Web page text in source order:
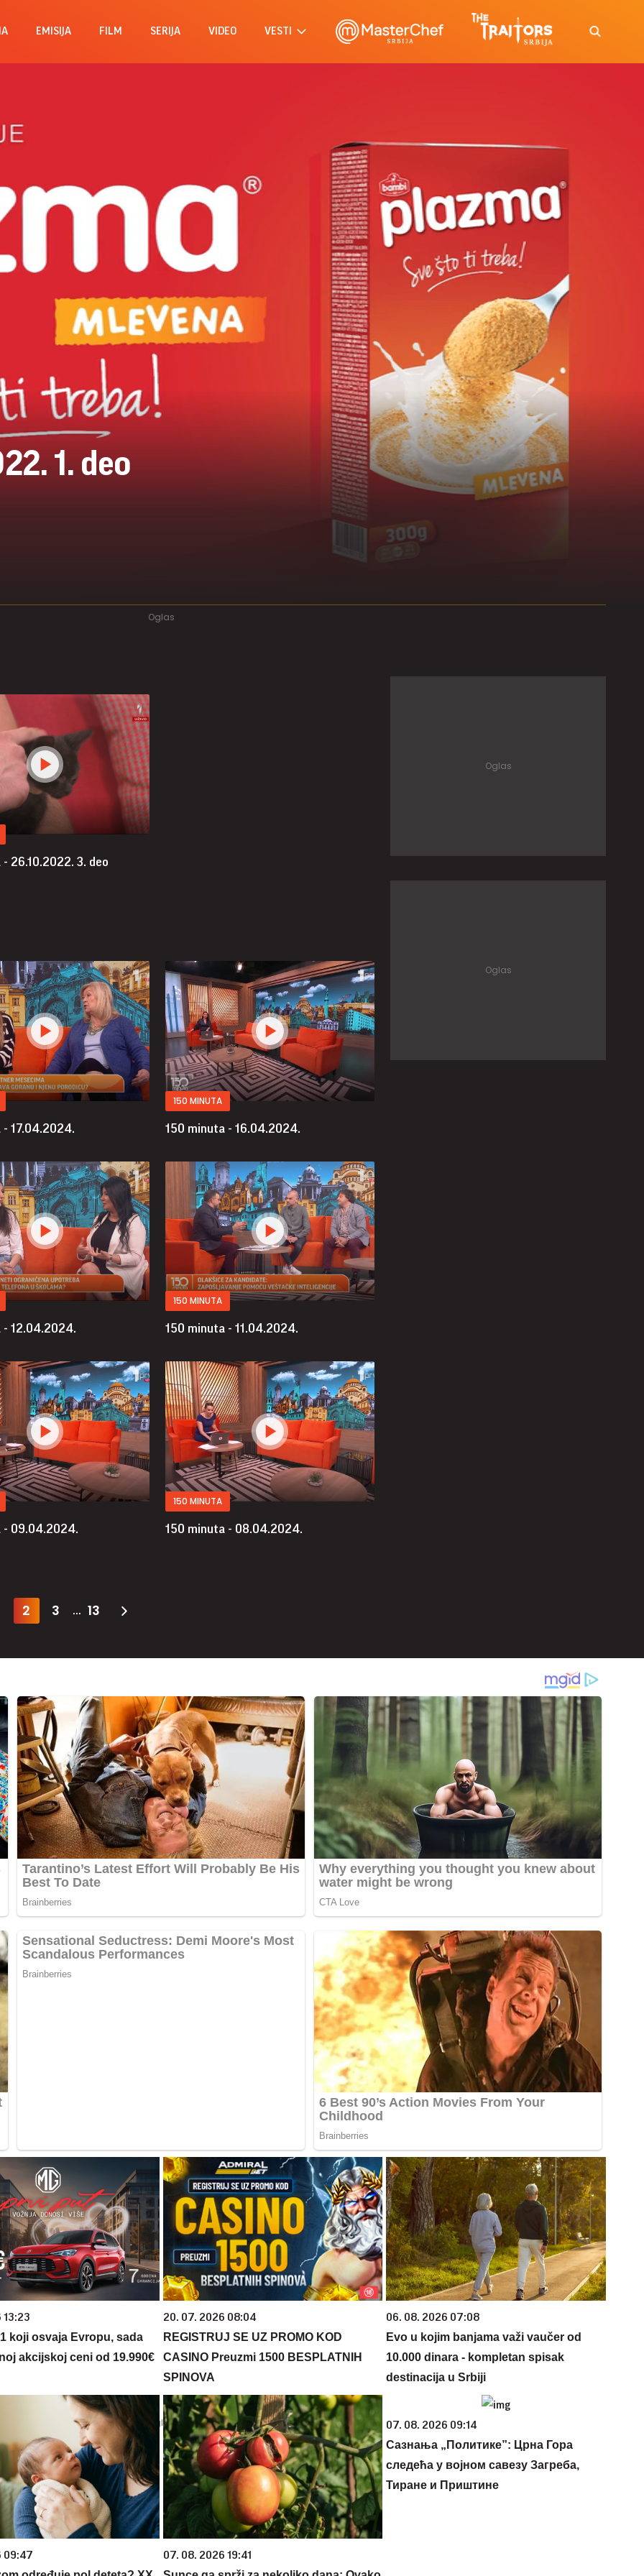
EMISIJA FILM SERIJA VIDEO VESTI
1. deo
26.10.2022. 3. deo
17.04.2024.
150 MINUTA
150 minuta - 16.04.2024.
- 12.04.2024.
150 MINUTA
150 minuta - 11.04.2024.
- 09.04.2024.
150 MINUTA
150 minuta - 08.04.2024.
2 3 ... 13
13:23
koji osvaja Evropu, sada
akcijskoj ceni od 19.990€
20. 07. 2026 08:04
REGISTRUJ SE UZ PROMO KOD
CASINO Preuzmi 1500 BESPLATNIH
SPINOVA
06. 08. 2026 07:08
Evo u kojim banjama važi vaučer od
10.000 dinara - kompletan spisak
destinacija u Srbiji
09:47 07. 08. 2026 19:41
07. 08. 2026 09:14
Сазнања „Политике”: Црна Гора
следећа у војном савезу Загреба,
Тиране и Приштине